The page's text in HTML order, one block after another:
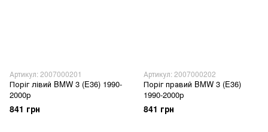
Артикул: 2007000201
Поріг лівий BMW 3 (E36) 1990-
2000р
841 грн
Артикул: 2007000202
Поріг правий BMW 3 (E36)
1990-2000р
841 грн